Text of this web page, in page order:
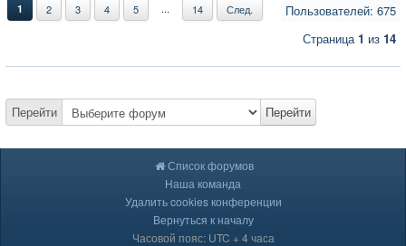
Пользователей: 675
1 2 3 4 5 ... 14 След.
Страница1 из 14
Перейти Перейти
Список форумов
Наша команда
Удалить cookies конференции
Вернуться к началу
Часовой пояс: UTC + 4 часа